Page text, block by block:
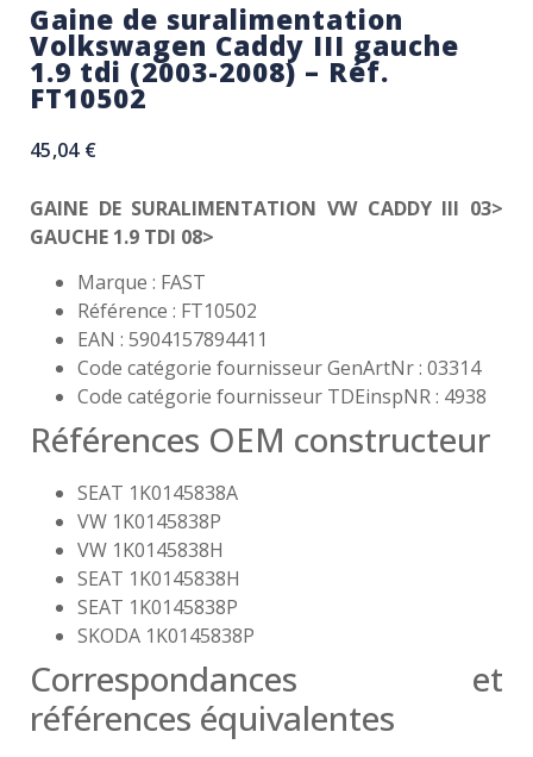
Gaine de suralimentation
Volkswagen Caddy III gauche
1.9 tdi (2003-2008) – Réf.
FT10502
45,04 €
GAINE DE SURALIMENTATION VW CADDY III 03>
GAUCHE 1.9 TDI 08>
Marque : FAST
Référence : FT10502
EAN : 5904157894411
Code catégorie fournisseur GenArtNr : 03314
Code catégorie fournisseur TDEinspNR : 4938
Références OEM constructeur
SEAT 1K0145838A
VW 1K0145838P
VW 1K0145838H
SEAT 1K0145838H
SEAT 1K0145838P
SKODA 1K0145838P
Correspondances et
références équivalentes